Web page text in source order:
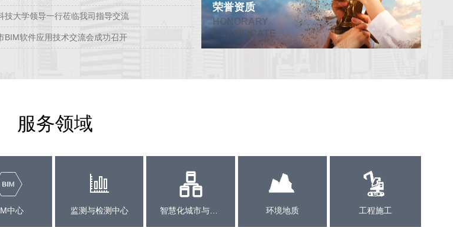
技大学领导一行莅临我司指导交流
BIM软件应用技术交流会成功召开
荣誉资质
HONORARY
CERTIFICATE
服务领域
中心 监测与检测中心 环境地质 工程施工